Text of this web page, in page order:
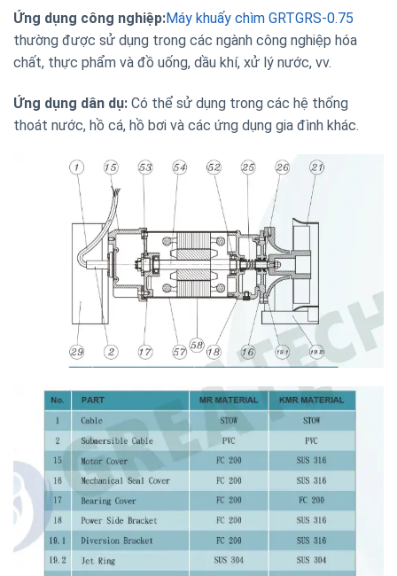
Ứng dụng công nghiệp:Máy khuấy chìm GRTGRS-0.75
thường được sử dụng trong các ngành công nghiệp hóa
chất, thực phẩm và đồ uống, dầu khí, xử lý nước, vv.
Ứng dụng dân dụ: Có thể sử dụng trong các hệ thống
thoát nước, hồ cá, hồ bơi và các ứng dụng gia đình khác.